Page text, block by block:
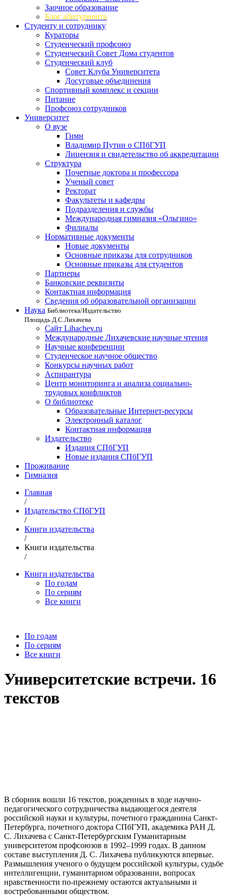
Заочное образование
Блог абитуриента
Студенту и сотруднику
Кураторы
Студенческий профсоюз
Студенческий Совет Дома студентов
Студенческий клуб
Совет Клуба Университета
Досуговые объединения
Спортивный комплекс и секции
Питание
Профсоюз сотрудников
Университет
О вузе
Гимн
Владимир Путин о СПбГУП
Лицензия и свидетельство об аккредитации
Структура
Почетные доктора и профессора
Ученый совет
Ректорат
Факультеты и кафедры
Подразделения и службы
Международная гимназия «Ольгино»
Филиалы
Нормативные документы
Новые документы
Основные приказы для сотрудников
Основные приказы для студентов
Партнеры
Банковские реквизиты
Контактная информация
Сведения об образовательной организации
Наука Библиотека/Издательство
Площадь Д.С.Лихачева
Сайт Lihachev.ru
Международные Лихачевские научные чтения
Научные конференции
Студенческое научное общество
Конкурсы научных работ
Аспирантура
Центр мониторинга и анализа социально-
трудовых конфликтов
О библиотеке
Образовательные Интернет-ресурсы
Электронный каталог
Контактная информация
Издательство
Издания СПбГУП
Новые издания СПбГУП
Проживание
Гимназия
Главная
/
Издательство СПбГУП
/
Книги издательства
/
Книги издательства
/
Книги издательства
По годам
По сериям
Все книги
По годам
По сериям
Все книги
Университетские встречи. 16
текстов
В сборник вошли 16 текстов, рожденных в ходе научно-
педагогического сотрудничества выдающегося деятеля
российской науки и культуры, почетного гражданина Санкт-
Петербурга, почетного доктора СПбГУП, академика РАН Д.
С. Лихачева с Санкт-Петербургским Гуманитарным
университетом профсоюзов в 1992–1999 годах. В данном
составе выступления Д. С. Лихачева публикуются впервые.
Размышления ученого о будущем российской культуры, судьбе
интеллигенции, гуманитарном образовании, вопросах
нравственности по-прежнему остаются актуальными и
востребованными обществом.